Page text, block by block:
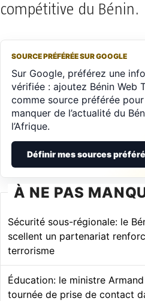
compétitive du Bénin.
SOURCE PRÉFÉRÉE SUR GOOGLE
Sur Google, préférez une
vérifiée : ajoutez Bénin Web
comme source préférée
manquer de l’actualité du
l’Afrique.
Définir mes sources
À NE PAS
Sécurité sous-régionale: le
scellent un partenariat
terrorisme
Éducation: le ministre
tournée de prise de contact